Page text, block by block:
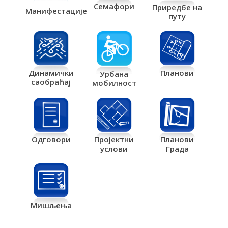
Манифестације Семафори
Приредбе на
путу
Динамички
саобраћај
Урбана
мобилност
Планови
Одговори
Пројектни
услови
Планови
Града
Мишљења